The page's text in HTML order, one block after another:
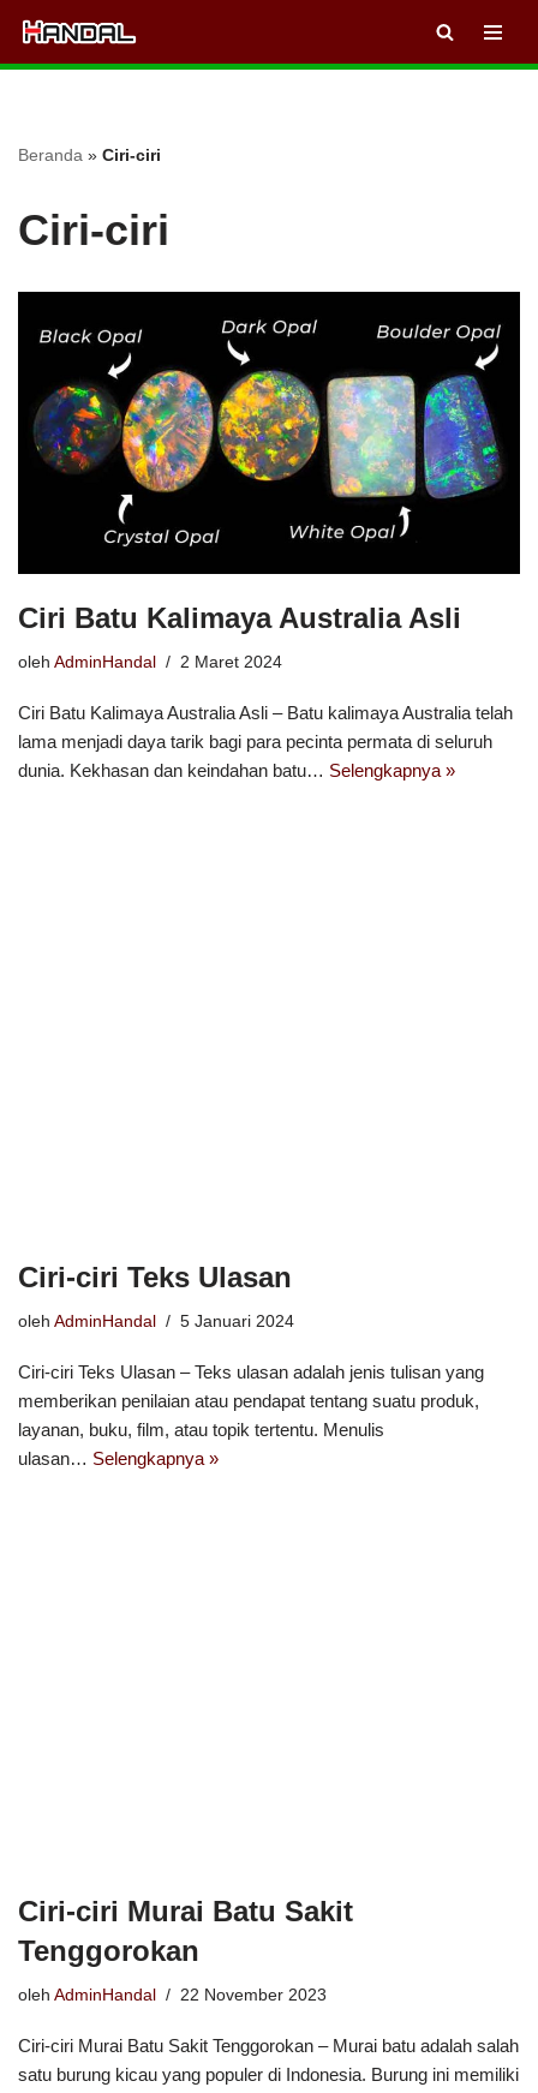
Lompat
Beranda » Ciri-ciri
Ciri-ciri
Ciri Batu Kalimaya Australia Asli
oleh AdminHandal 2 Maret 2024
Ciri Batu Kalimaya Australia Asli – Batu kalimaya Australia telah
lama menjadi daya tarik bagi para pecinta permata di seluruh
dunia. Kekhasan dan keindahan batu… Selengkapnya »
Ciri-ciri Teks Ulasan
oleh AdminHandal 5 Januari 2024
Ciri-ciri Teks Ulasan – Teks ulasan adalah jenis tulisan yang
memberikan penilaian atau pendapat tentang suatu produk,
layanan, buku, film, atau topik tertentu. Menulis
ulasan… Selengkapnya »
Ciri-ciri Murai Batu Sakit
Tenggorokan
oleh AdminHandal 22 November 2023
Ciri-ciri Murai Batu Sakit Tenggorokan – Murai batu adalah salah
satu burung kicau yang populer di Indonesia. Burung ini memiliki